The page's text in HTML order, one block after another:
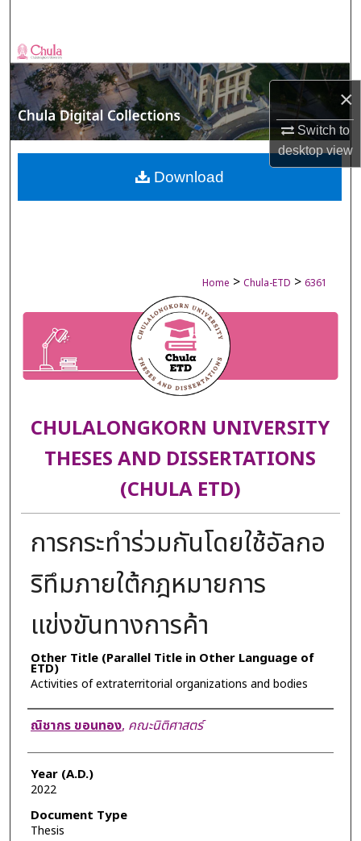
×
Switch to
desktopview
Browse Collections
My Account
About
Digital Commons Network™
Home > Chula-ETD > 6361
CHULALONGKORN UNIVERSITY
THESES AND DISSERTATIONS
(CHULA ETD)
การกระทำร่วมกันโดยใช้อัลกอ
ริทึมภายใต้กฎหมายการ
แข่งขันทางการค้า
Other Title (Parallel Title in Other Language of
ETD)
Activities of extraterritorial organizations and bodies
Author
ณิชากร ขอนทอง, คณะนิติศาสตร์
Year (A.D.)
2022
Document Type
Thesis
Download